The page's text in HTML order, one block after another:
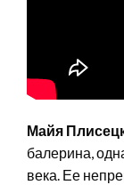
Майя
балерина,
века. Ее